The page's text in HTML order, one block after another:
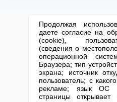
Спецпредложения
Готовые фирмы
Продажа фирм
Регистрация
Ликвидация
Регистрация изменений
КОНТАКТНАЯ ИНФОРМАЦИЯ
+7 (495) 740-38-07
(По Москве)
Москва, ул. Сущевский вал,
дом 5, стр. 3
Продолжая
даете согласие на
(cookie),
(сведения о
операционной
Браузера; тип
экрана; источник
пользователь; с
рекламе; язык ОС
страницы